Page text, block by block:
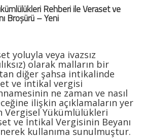
Rehberi ile Veraset ve
Broşürü – Yeni
yoluyla veya ivazsız
olarak malların bir
diğer şahsa intikalinde
ve intikal vergisi
ne zaman ve nasıl
ilişkin açıklamaların yer
Vergisel Yükümlülükleri
ve İntikal Vergisinin Beyanı
kullanıma sunulmuştur.